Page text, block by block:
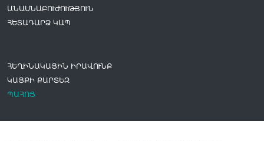
ԱՆԱՍՆԱԲՈՒԺՈՒԹՅՈՒՆ
ՀԵՏԱԴԱՐՁ ԿԱՊ
ՀԵՂԻՆԱԿԱՅԻՆ ԻՐԱՎՈՒՆՔ
ԿԱՅՔԻ ՔԱՐՏԵԶ
ՊԱՀՈՑ